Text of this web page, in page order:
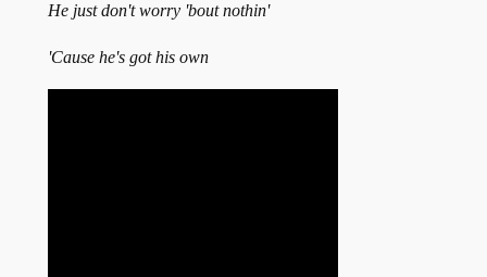
He just don't worry 'bout nothin'
'Cause he's got his own